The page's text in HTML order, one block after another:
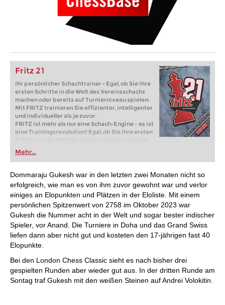
Fritz 21
Ihr persönlicher Schachtrainer - Egal, ob Sie Ihre
ersten Schritte in die Welt des Vereinsschachs
machen oder bereits auf Turnierniveau spielen:
Mit FRITZ trainieren Sie effizienter, intelligenter
und individueller als je zuvor.
FRITZ ist mehr als nur eine Schach-Engine – es ist
eine Trainingsrevolution! Egal, ob Sie Ihre ersten
Schritte in die Welt des Vereinsschachs machen
oder bereits auf Turnierniveau spielen: Mit
FRITZ trainieren Sie effizienter, intelligenter und
individueller als je zuvor.
Mehr...
Dommaraju Gukesh war in den letzten zwei Monaten nicht so
erfolgreich, wie man es von ihm zuvor gewohnt war und verlor
einiges an Elopunkten und Plätzen in der Eloliste. Mit einem
persönlichen Spitzenwert von 2758 im Oktober 2023 war
Gukesh die Nummer acht in der Welt und sogar bester indischer
Spieler, vor Anand. Die Turniere in Doha und das Grand Swiss
liefen dann aber nicht gut und kosteten den 17-jährigen fast 40
Elopunkte.
Bei den London Chess Classic sieht es nach bisher drei
gespielten Runden aber wieder gut aus. In der dritten Runde am
Sontag traf Gukesh mit den weißen Steinen auf Andrei Volokitin.